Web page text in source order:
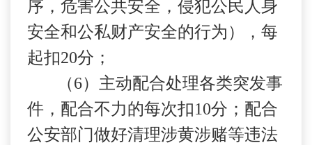
序，危害公共安全，侵犯公民人身
安全和公私财产安全的行为），每
起扣20分；
（6）主动配合处理各类突发事
件，配合不力的每次扣10分；配合
公安部门做好清理涉黄涉赌等违法